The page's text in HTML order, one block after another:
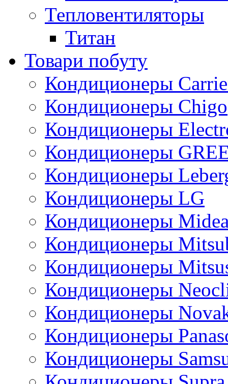
Тепловентиляторы
Титан
Товари побуту
Кондиционеры
Кондиционеры Chigo
Кондиционеры
Кондиционеры
Кондиционеры
Кондиционеры LG
Кондиционеры
Кондиционеры
Кондиционеры
Кондиционеры
Кондиционеры
Кондиционеры
Кондиционеры